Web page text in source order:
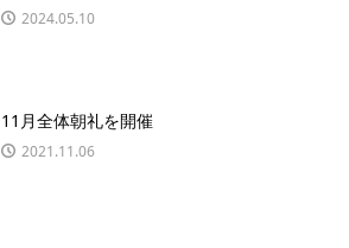
2024.05.10
11月全体朝礼を開催
2021.11.06